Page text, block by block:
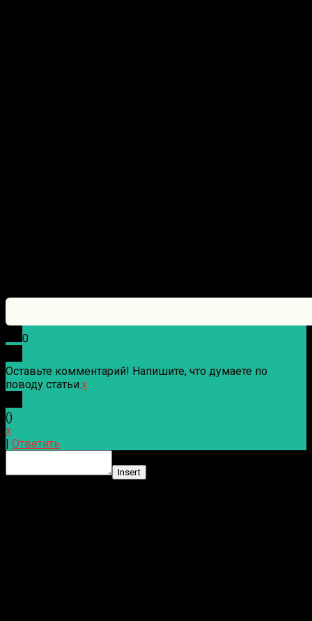
0
Оставьте комментарий! Напишите, что думаете по
поводу статьи.x
()
x
Ответить
Insert